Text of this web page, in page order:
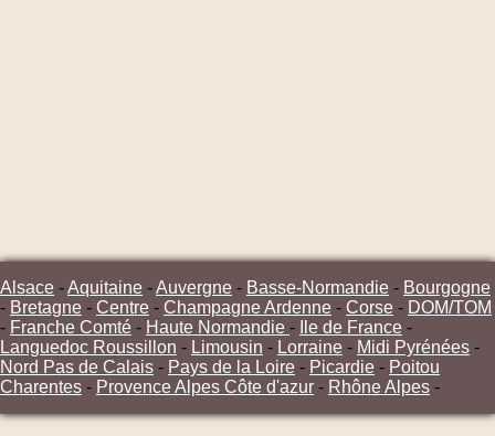
Alsace -Aquitaine -Auvergne - Basse-Normandie - Bourgogne
- Bretagne - Centre - Champagne Ardenne - Corse - DOM/TOM
- Franche Comté - Haute Normandie - Ile de France -
Languedoc Roussillon - Limousin - Lorraine - Midi Pyrénées -
Nord Pas de Calais - Pays de la Loire - Picardie - Poitou
Charentes - Provence Alpes Côte d'azur - Rhône Alpes -